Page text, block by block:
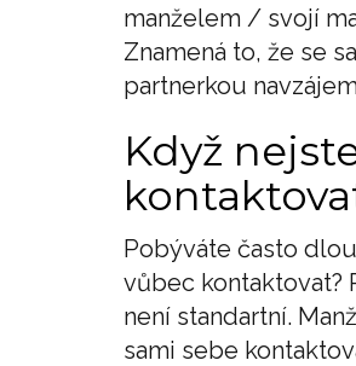
manželem / svojí
Znamená to, že se
partnerkou
Když
Pobýváte často
vůbec kontaktovat?
není standartní.
sami sebe